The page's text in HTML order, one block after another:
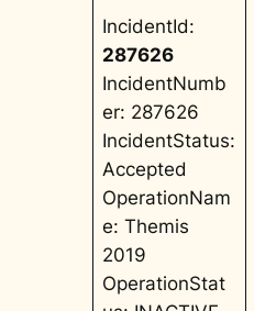
IncidentId:
287626
IncidentNumb
er: 287626
IncidentStatus:
Accepted
OperationNam
e: Themis
2019
OperationStat